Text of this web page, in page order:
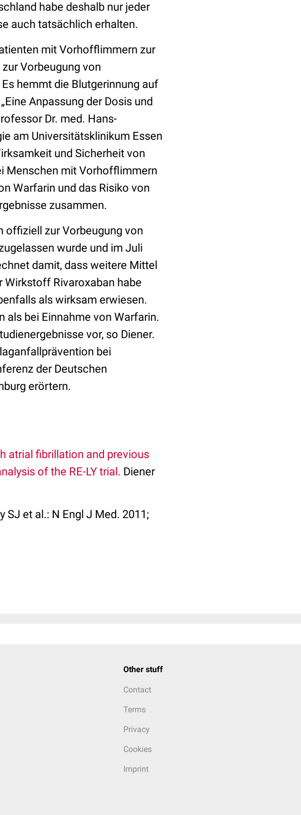
habe deshalb nur jeder
auch tatsächlich erhalten.
mit Vorhofflimmern zur
Vorbeugung von
hemmt die Blutgerinnung auf
Anpassung der Dosis und
Dr. med. Hans-
am Universitätsklinikum Essen
und Sicherheit von
Menschen mit Vorhofflimmern
Warfarin und das Risiko von
zusammen.
offiziell zur Vorbeugung von
wurde und im Juli
damit, dass weitere Mittel
Wirkstoff Rivaroxaban habe
als wirksam erwiesen.
als bei Einnahme von Warfarin.
vor, so Diener.
bei
der Deutschen
erörtern.
atrial fibrillation and previous
of the RE-LY trial. Diener
SJ et al.: N Engl J Med. 2011;
Other stuff
Contact
Terms
Privacy
Cookies
Imprint